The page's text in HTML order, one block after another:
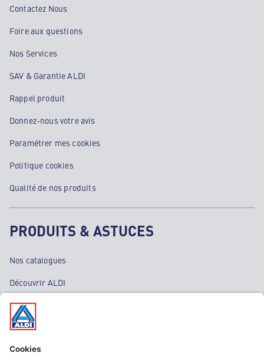
Contactez Nous
Foire aux questions
Nos Services
SAV & Garantie ALDI
Rappel produit
Donnez-nous votre avis
Paramétrer mes cookies
Politique cookies
Qualité de nos produits
PRODUITS & ASTUCES
Nos catalogues
Découvrir ALDI
Nos bons plans
Nos rayons
Nos marques